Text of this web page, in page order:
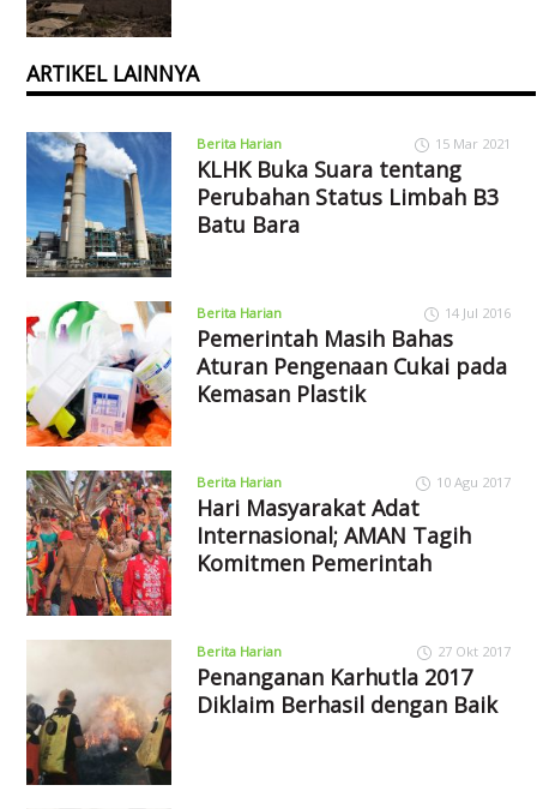
ARTIKEL LAINNYA
Berita Harian 15 Mar 2021
KLHK Buka Suara tentang
Perubahan Status Limbah B3
Batu Bara
Berita Harian 14 Jul 2016
Pemerintah Masih Bahas
Aturan Pengenaan Cukai pada
Kemasan Plastik
Berita Harian 10 Agu 2017
Hari Masyarakat Adat
Internasional; AMAN Tagih
Komitmen Pemerintah
Berita Harian 27 Okt 2017
Penanganan Karhutla 2017
Diklaim Berhasil dengan Baik